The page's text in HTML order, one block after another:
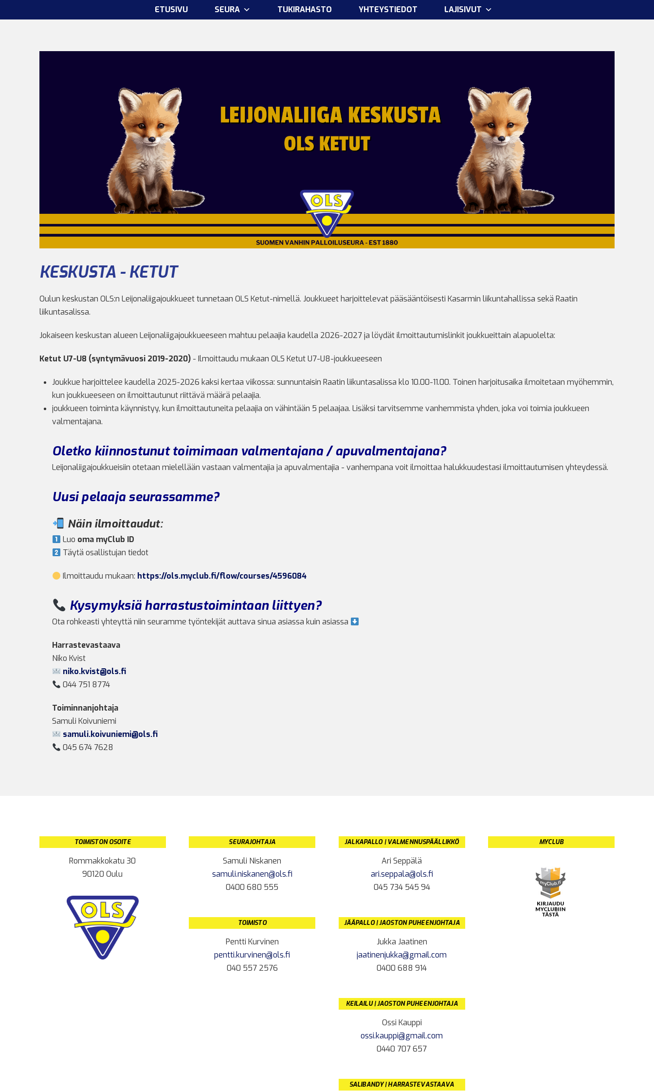
ETUSIVU SEURA TUKIRAHASTO YHTEYSTIEDOT LAJISIVUT
KESKUSTA - KETUT
Oulun keskustan OLS:n Leijonaliigajoukkueet tunnetaan OLS Ketut-nimellä. Joukkueet harjoittelevat pääsääntöisesti Kasarmin liikuntahallissa sekä Raatin
liikuntasalissa.
Jokaiseen keskustan alueen Leijonaliigajoukkueeseen mahtuu pelaajia kaudella 2026-2027 ja löydät ilmoittautumislinkit joukkueittain alapuolelta:
Ketut U7-U8 (syntymävuosi 2019-2020)- Ilmoittaudu mukaan OLS Ketut U7-U8-joukkueeseen
Joukkue harjoittelee kaudella 2025-2026 kaksi kertaa viikossa: sunnuntaisin Raatin liikuntasalissa klo 10.00-11.00. Toinen harjoitusaika ilmoitetaan myöhemmin,
kun joukkueeseen on ilmoittautunut riittävä määrä pelaajia.
joukkueen toiminta käynnistyy, kun ilmoittautuneita pelaajia on vähintään 5 pelaajaa. Lisäksi tarvitsemme vanhemmista yhden, joka voi toimia joukkueen
valmentajana.
Oletko kiinnostunut toimimaan valmentajana / apuvalmentajana?
Leijonaliigajoukkueisiin otetaan mielellään vastaan valmentajia ja apuvalmentajia - vanhempana voit ilmoittaa halukkuudestasi ilmoittautumisen yhteydessä.
Uusi pelaaja seurassamme?
Näin ilmoittaudut:
Luo oma myClub ID
Täytä osallistujan tiedot
Ilmoittaudu mukaan: https://ols.myclub.fi/flow/courses/4596084
Kysymyksiä harrastustoimintaan liittyen?
Ota rohkeasti yhteyttä niin seuramme työntekijät auttava sinua asiassa kuin asiassa
Harrastevastaava
Niko Kvist
niko.kvist@ols.fi
044 751 8774
Toiminnanjohtaja
Samuli Koivuniemi
samuli.koivuniemi@ols.fi
045 674 7628
TOIMISTON OSOITE
Rommakkokatu 30
90120 Oulu
SEURAJOHTAJA
Samuli Niskanen
samuli.niskanen@ols.fi
0400 680 555
TOIMISTO
Pentti Kurvinen
pentti.kurvinen@ols.fi
040 557 2576
JALKAPALLO | VALMENNUSPÄÄLLIKKÖ
Ari Seppälä
ari.seppala@ols.fi
045 734 545 94
JÄÄPALLO | JAOSTON PUHEENJOHTAJA
Jukka Jaatinen
jaatinenjukka@gmail.com
0400 688 914
KEILAILU | JAOSTON PUHEENJOHTAJA
Ossi Kauppi
ossi.kauppi@gmail.com
0440 707 657
SALIBANDY | HARRASTEVASTAAVA
MYCLUB